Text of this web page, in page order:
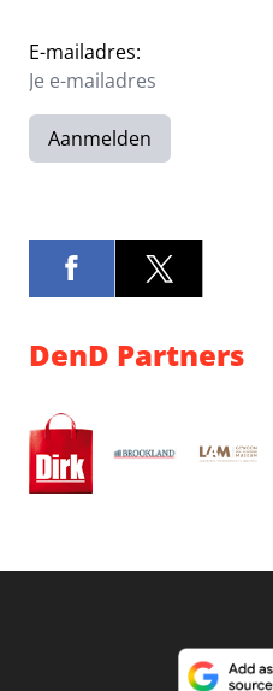
E-mailadres:
Aanmelden
DenD Partners